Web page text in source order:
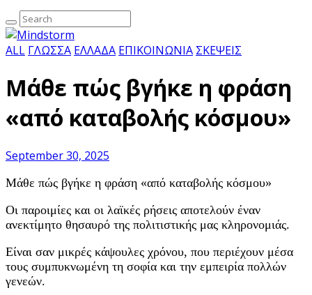
ALL ΓΛΩΣΣΑ ΕΛΛΑΔΑ ΕΠΙΚΟΙΝΩΝΙΑ ΣΚΕΨΕΙΣ
Μάθε πώς βγήκε η φράση
«από καταβολής κόσμου»
September 30, 2025
Μάθε πώς βγήκε η φράση «από καταβολής κόσμου»
Οι παροιμίες και οι λαϊκές ρήσεις αποτελούν έναν
ανεκτίμητο θησαυρό της πολιτιστικής μας κληρονομιάς.
Είναι σαν μικρές κάψουλες χρόνου, που περιέχουν μέσα
τους συμπυκνωμένη τη σοφία και την εμπειρία πολλών
γενεών.